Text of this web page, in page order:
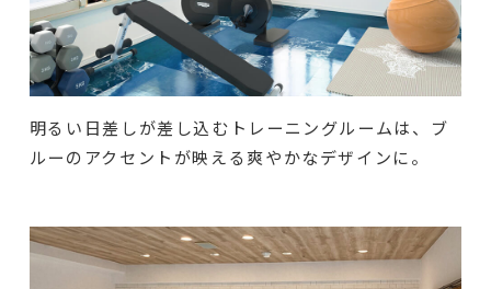
明るい日差しが差し込むトレーニングルームは、ブ
ルーのアクセントが映える爽やかなデザインに。